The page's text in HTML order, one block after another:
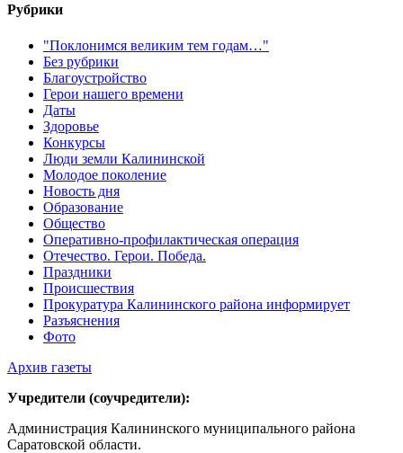
Рубрики
"Поклонимся великим тем годам…"
Без рубрики
Благоустройство
Герои нашего времени
Даты
Здоровье
Конкурсы
Люди земли Калининской
Молодое поколение
Новость дня
Образование
Общество
Оперативно-профилактическая операция
Отечество. Герои. Победа.
Праздники
Происшествия
Прокуратура Калининского района информирует
Разъяснения
Фото
Архив газеты
Учредители (соучредители):
Администрация Калининского муниципального района
Саратовской области.